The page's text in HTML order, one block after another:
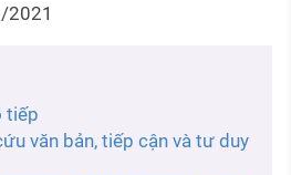
2021
tiếp
văn bản, tiếp cận và tư duy